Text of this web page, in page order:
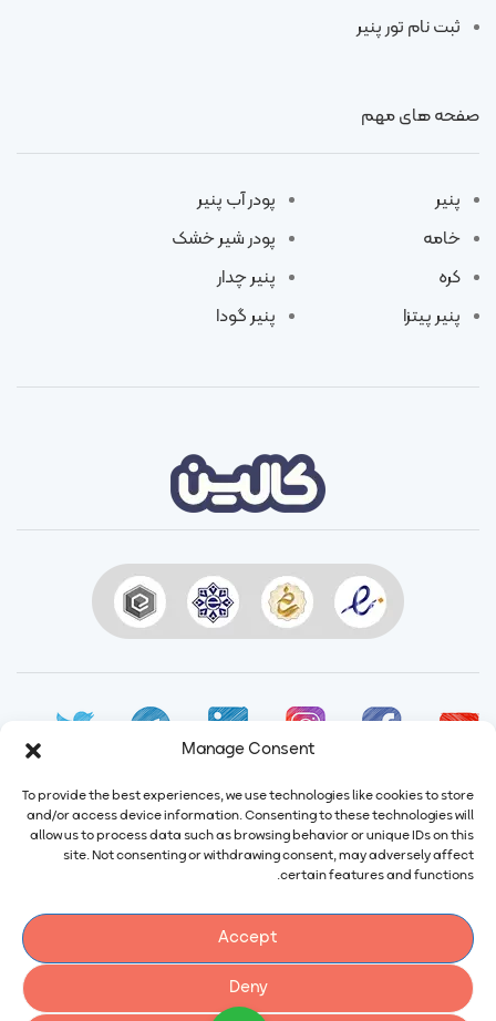
Manage Consent
To provide the best experiences, we use technologies like cookies to store
and/or access device information. Consenting to these technologies will
allow us to process data such as browsing behavior or unique IDs on this
site. Not consenting or withdrawing consent, may adversely affect
certain features and functions.
Accept
Deny
ثبت نام تور پنیر
صفحه های مهم
پنیر
خامه
کره
پنیر پیتزا
پودر آب پنیر
پودر شیر خشک
پنیر چدار
پنیر گودا
ایمیل:info@calindairy.com
شماره تماس:۶۷۱۵۲ (۰۲۱)
شماره فکس:۶۵۴۳۹۴۸۷ (۰۲۱)
آدرس: ایران، تهران، شهریار، شهرک صنعتی صفادشت بلوار اردیبهشت،
نبش سوم غربی، شماره ۲۱۶
کد پستی: ۳۱۶۴۱۱۵۴۷۴